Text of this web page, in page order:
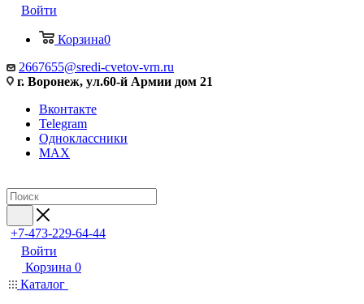
Войти
Корзина0
2667655@sredi-cvetov-vrn.ru
г. Воронеж, ул.60-й Армии дом 21
Вконтакте
Telegram
Одноклассники
MAX
+7-473-229-64-44
Войти
Корзина 0
Каталог